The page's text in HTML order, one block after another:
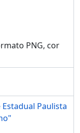
PNG, cor
Paulista